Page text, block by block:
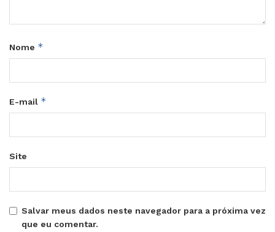
Nome *
E-mail *
Site
Salvar meus dados neste navegador para a próxima vez
que eu comentar.